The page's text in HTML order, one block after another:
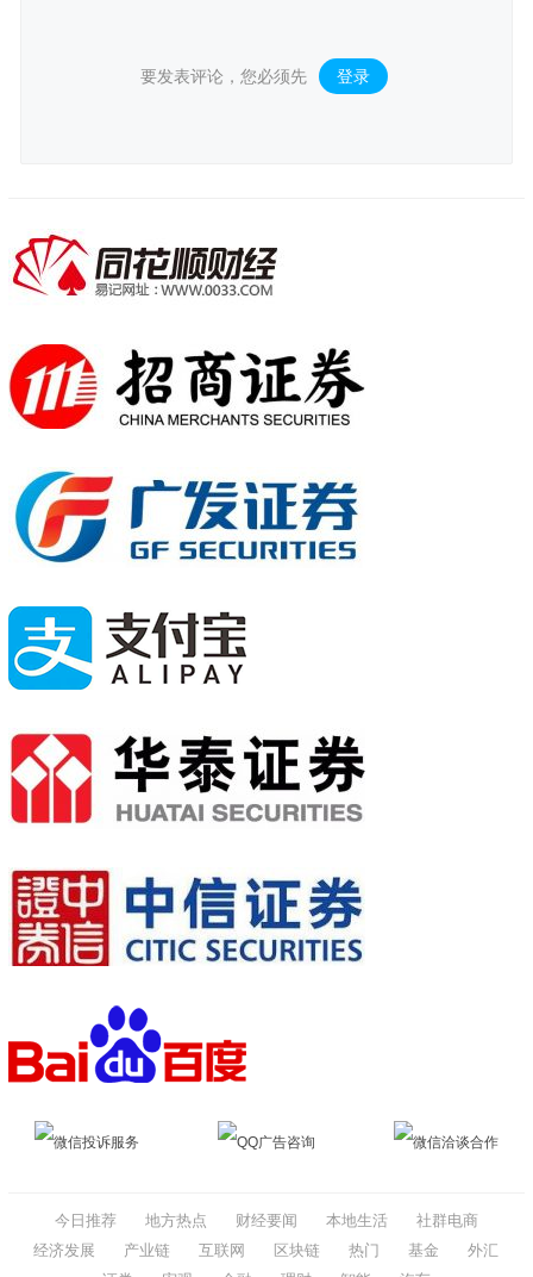
要发表评论，您必须先 登录 。
微信投诉服务 QQ广告咨询 微信洽谈合作
今日推荐 地方热点 财经要闻 本地生活
社群电商
经济发展
产业链 互联网 区块链 热门 基金
外汇